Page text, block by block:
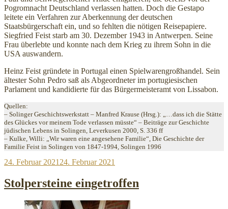
Pogromnacht Deutschland verlassen hatten. Doch die Gestapo
leitete ein Verfahren zur Aberkennung der deutschen
Staatsbürgerschaft ein, und so fehlten die nötigen Reisepapiere.
Siegfried Feist starb am 30. Dezember 1943 in Antwerpen. Seine
Frau überlebte und konnte nach dem Krieg zu ihrem Sohn in die
USA auswandern.
Heinz Feist gründete in Portugal einen Spielwarengroßhandel. Sein
ältester Sohn Pedro saß als Abgeordneter im portugiesischen
Parlament und kandidierte für das Bürgermeisteramt von Lissabon.
Quellen:
– Solinger Geschichtswerkstatt – Manfred Krause (Hrsg.): „…dass ich die Stätte
des Glückes vor meinem Tode verlassen müsste“ – Beiträge zur Geschichte
jüdischen Lebens in Solingen, Leverkusen 2000, S. 336 ff
– Kulke, Willi: „Wir waren eine angesehene Familie“, Die Geschichte der
Familie Feist in Solingen von 1847-1994, Solingen 1996
Veröffentlicht
24. Februar 2021 24. Februar 2021
Stolpersteine eingetroffen